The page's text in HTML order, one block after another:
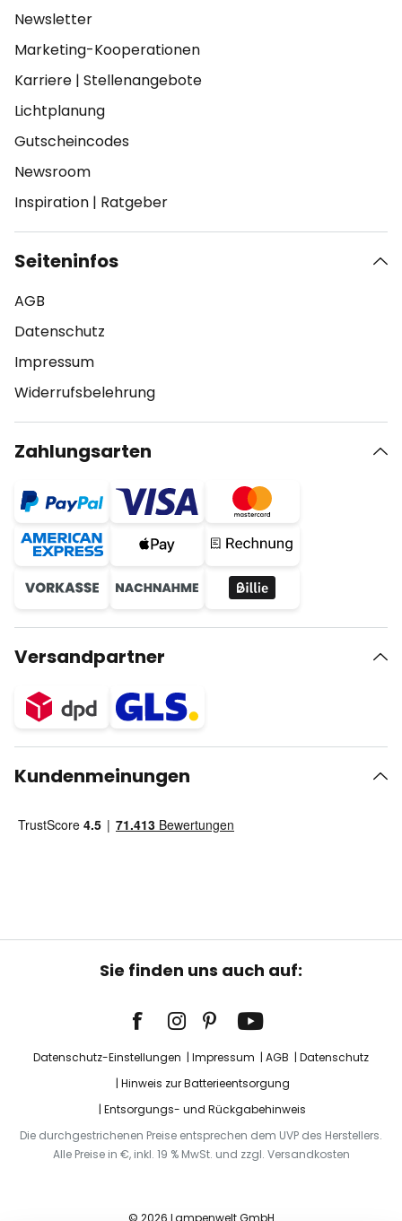
Newsletter
Marketing-Kooperationen
Karriere | Stellenangebote
Lichtplanung
Gutscheincodes
Newsroom
Inspiration | Ratgeber
Seiteninfos
AGB
Datenschutz
Impressum
Widerrufsbelehrung
Zahlungsarten
Versandpartner
Kundenmeinungen
Sie finden uns auch auf:
Datenschutz-Einstellungen Impressum AGB
Datenschutz
Hinweis zur Batterieentsorgung
Entsorgungs- und Rückgabehinweis
Die durchgestrichenen Preise entsprechen dem UVP des Herstellers.
Alle Preise in €, inkl. 19 % MwSt. und zzgl. Versandkosten
© 2026 Lampenwelt GmbH